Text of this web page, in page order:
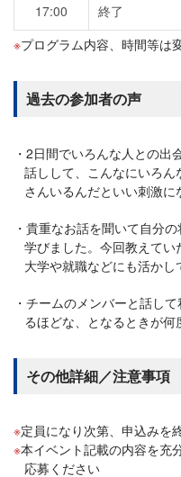
17:00
終了
プログラム内容、時間等は
過去の参加者の声
2日間でいろんな人との出
話しして、こんなにいろん
さんいるんだといい刺激に
貴重なお話を聞いて自分
学びました。今回教えてい
大学や就職などにも活かし
チームのメンバーと話し
るほどな、となるときが何
その他詳細／注意事項
定員になり次第、申込みを
本イベント記載の内容を充
応募ください